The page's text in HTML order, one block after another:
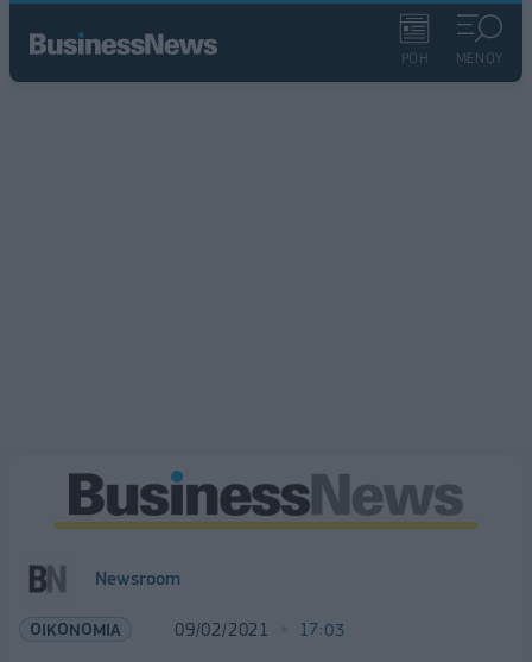
ΡΟΗ ΜΕΝΟΥ
Newsroom
ΟΙΚΟΝΟΜΙΑ 09/02/2021 17:03